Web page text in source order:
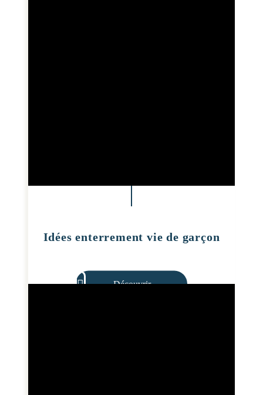
Idées enterrement vie de garçon
Découvrir